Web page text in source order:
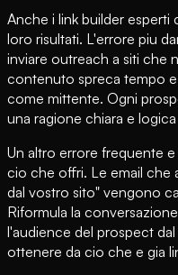
Anche i link builder
loro risultati. L'errore piu
inviare outreach a siti che
contenuto spreca tempo
come mittente. Ogni
una ragione chiara e
Un altro errore frequente
cio che offri. Le email che
dal vostro sito" vengono
Riformula la
l'audience del prospect
ottenere da cio che e gia